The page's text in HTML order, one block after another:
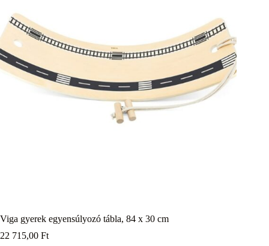
Viga gyerek egyensúlyozó tábla, 84 x 30 cm
22 715,00 Ft